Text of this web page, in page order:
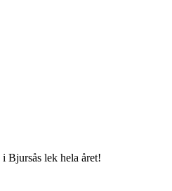
Bjursås lek hela året!